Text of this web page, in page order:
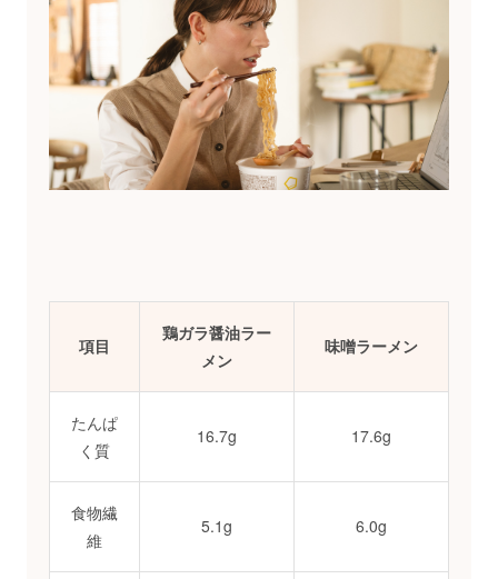
項目
鶏ガラ醤油ラー
メン
味噌ラーメン
たんぱ
く質
16.7g 17.6g
食物繊
維
5.1g 6.0g